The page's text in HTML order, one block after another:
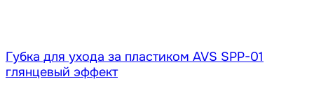
Губка для ухода за пластиком AVS SPP-01
глянцевый эффект